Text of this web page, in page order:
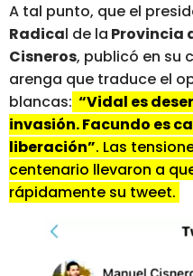
A tal punto, que el
Radical de la Provincia
Cisneros, publicó en su
arenga que traduce el
blancas: “Vidal es
invasión. Facundo es
liberación”. Las
centenario llevaron a
rápidamente su tweet.